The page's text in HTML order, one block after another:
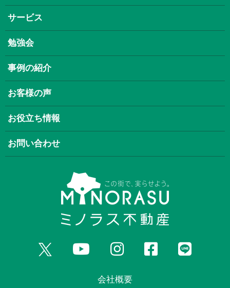
サービス
勉強会
事例の紹介
お客様の声
お役立ち情報
お問い合わせ
会社概要